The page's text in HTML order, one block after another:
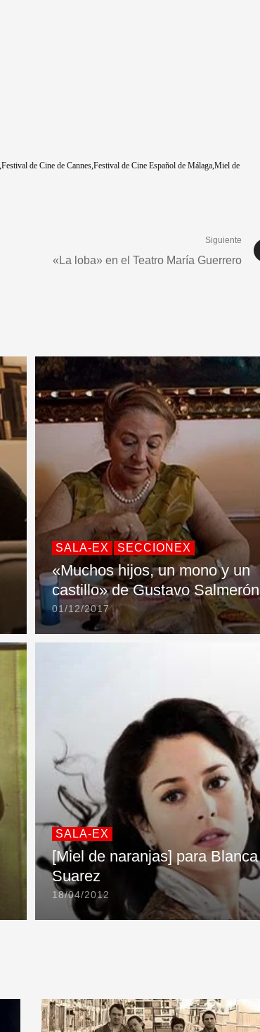
Festival de Cine de Cannes Festival de Cine Español de Málaga Miel de
Siguiente
«La loba» en el Teatro María Guerrero
SALA-EX SECCIONEX
«Muchos hijos, un mono y un
castillo» de Gustavo Salmerón
01/12/2017
SALA-EX
[Miel de naranjas] para Blanca
Suarez
18/04/2012